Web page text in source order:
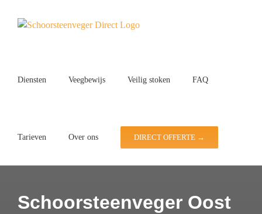
Diensten Veegbewijs Veilig stoken FAQ
Tarieven Over ons DIRECT OFFERTE →
Schoorsteenveger Oost